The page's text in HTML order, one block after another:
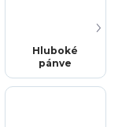
Hluboké
pánve